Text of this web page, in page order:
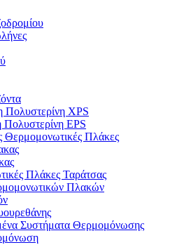
Πολυστερίνη XPS
Πολυστερίνη EPS
Θερμομονωτικές Πλάκες
Πλάκες Ταράτσας
Πλακών
Συστήματα Θερμομόνωσης